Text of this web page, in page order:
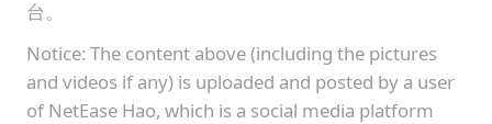
台。
Notice: The content above (including the pictures
and videos if any) is uploaded and posted by a user
of NetEase Hao, which is a social media platform